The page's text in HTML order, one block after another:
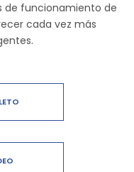
de funcionamiento de
cada vez más